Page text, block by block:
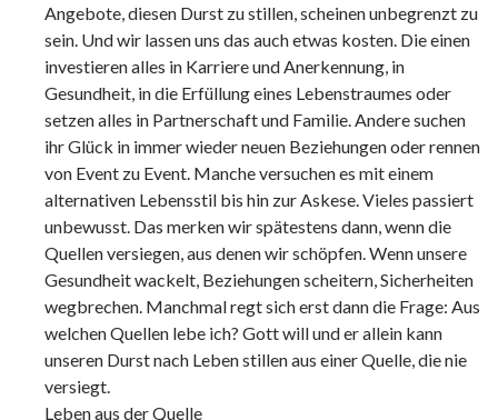
Angebote, diesen Durst zu stillen, scheinen unbegrenzt zu
sein. Und wir lassen uns das auch etwas kosten. Die einen
investieren alles in Karriere und Anerkennung, in
Gesundheit, in die Erfüllung eines Lebenstraumes oder
setzen alles in Partnerschaft und Familie. Andere suchen
ihr Glück in immer wieder neuen Beziehungen oder rennen
von Event zu Event. Manche versuchen es mit einem
alternativen Lebensstil bis hin zur Askese. Vieles passiert
unbewusst. Das merken wir spätestens dann, wenn die
Quellen versiegen, aus denen wir schöpfen. Wenn unsere
Gesundheit wackelt, Beziehungen scheitern, Sicherheiten
wegbrechen. Manchmal regt sich erst dann die Frage: Aus
welchen Quellen lebe ich? Gott will und er allein kann
unseren Durst nach Leben stillen aus einer Quelle, die nie
versiegt.
Leben aus der Quelle